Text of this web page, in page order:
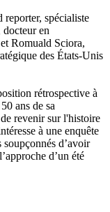
spécialiste
docteur en
Romuald Sciora,
des États-Unis
rétrospective à
ans de sa
revenir sur l'histoire
à une enquête
d’avoir
d’un été